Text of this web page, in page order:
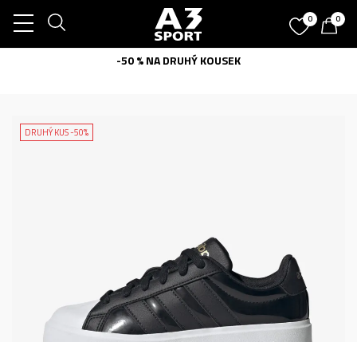
0 0
-50 % NA DRUHÝ KOUSEK
DRUHÝ KUS -50%